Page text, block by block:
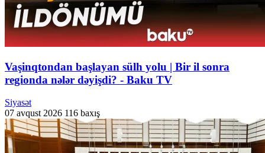
Vaşinqtondan başlayan sülh yolu | Bir il sonra
regionda nələr dəyişdi? - Baku TV
Siyasət
07 avqust 2026 116 baxış